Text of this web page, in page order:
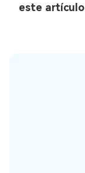
este artículo